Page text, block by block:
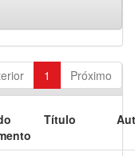
1 Próximo
Título